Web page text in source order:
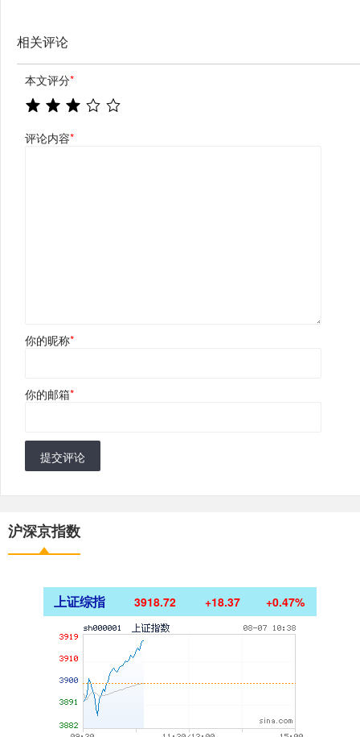
相关评论
本文评分*
评论内容*
你的昵称*
你的邮箱*
提交评论
沪深京指数
上证综指 3918.72 +18.37 +0.47%